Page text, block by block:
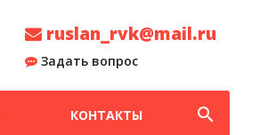
ruslan_rvk@mail.ru
Задать вопрос
КОНТАКТЫ search